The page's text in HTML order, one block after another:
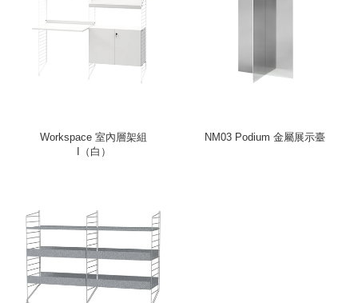
Workspace 室內層架組
I（白）
NM03 Podium 金屬展示臺